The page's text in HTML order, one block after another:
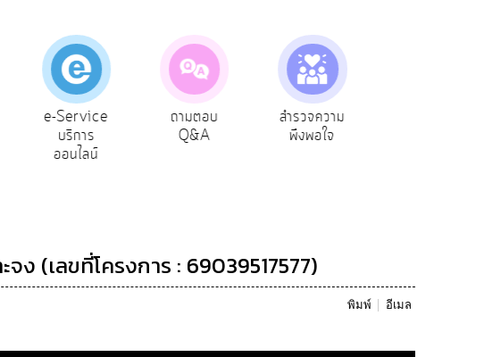
ถามตอบ
Q&A
สำรวจความ
พึงพอใจ
ผู้รับเบีย
ยังชีพ
ง (เลขที่โครงการ : 69039517577)
พิมพ์
อีเมล